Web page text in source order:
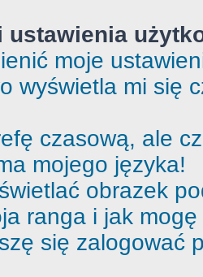
ustawienia
moje
wyświetla mi się
czasową, ale
mojego języka!
obrazek
ranga i jak
się zalogować